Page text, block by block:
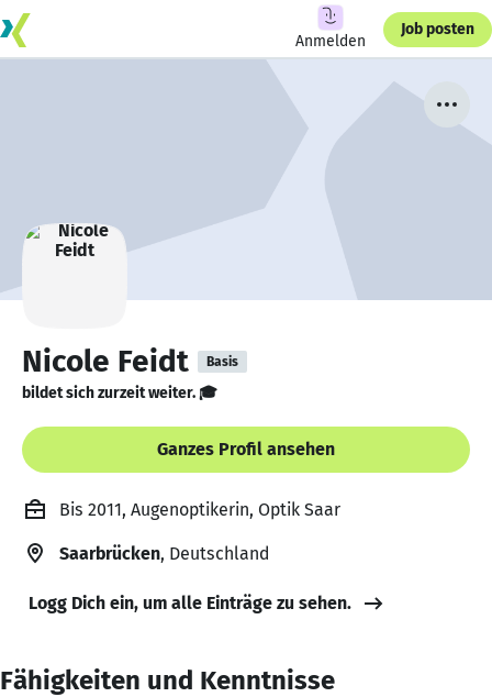
Anmelden
Job posten
Nicole Feidt Basis
bildet sich zurzeit weiter. 🎓
Ganzes Profil ansehen
Bis 2011, Augenoptikerin, Optik Saar
Saarbrücken, Deutschland
Logg Dich ein, um alle Einträge zu sehen.
Fähigkeiten und Kenntnisse